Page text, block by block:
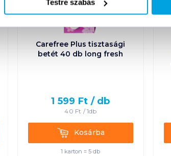
Testre szabás
Carefree Plus tisztasági
betét 40 db long fresh
1 599 Ft / db
40 Ft / 1db
KosárbaKosárba
1 karton = 5 db